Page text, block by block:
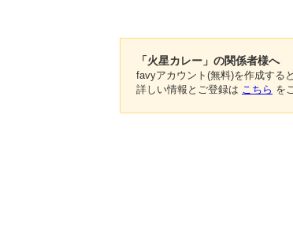
「火星カレー」の関係者様へ
favyアカウント(無料)を作成する
詳しい情報とご登録は こちら を